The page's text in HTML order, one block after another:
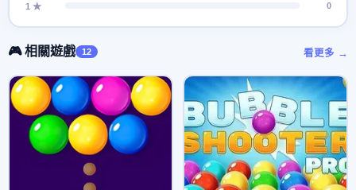
1 ★
0
🎮 相關遊戲 12 看更多 →